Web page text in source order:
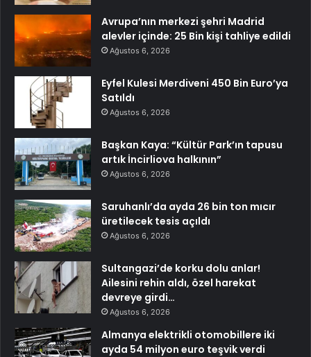
Avrupa’nın merkezi şehri Madrid
alevler içinde: 25 Bin kişi tahliye edildi
Ağustos 6, 2026
Eyfel Kulesi Merdiveni 450 Bin Euro’ya
Satıldı
Ağustos 6, 2026
Başkan Kaya: “Kültür Park’ın tapusu
artık İncirliova halkının”
Ağustos 6, 2026
Saruhanlı’da ayda 26 bin ton mıcır
üretilecek tesis açıldı
Ağustos 6, 2026
Sultangazi’de korku dolu anlar!
Ailesini rehin aldı, özel harekat
devreye girdi…
Ağustos 6, 2026
Almanya elektrikli otomobillere iki
ayda 54 milyon euro teşvik verdi